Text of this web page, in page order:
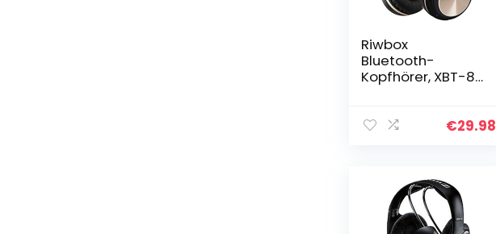
Riwbox
Bluetooth-
Kopfhörer, XBT-80
Kopfhörer Over-
€29.98